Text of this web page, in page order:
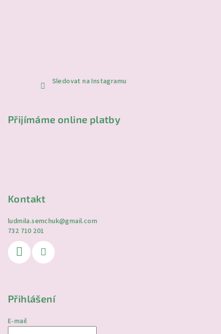
Sledovat na Instagramu
Přijímáme online platby
Kontakt
ludmila.semchuk@gmail.com
732 710 201
Přihlášení
E-mail